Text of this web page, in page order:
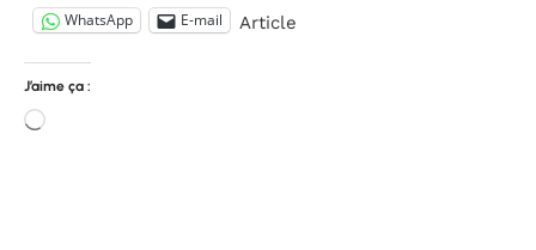
WhatsApp E-mail Article
J’aime ça :